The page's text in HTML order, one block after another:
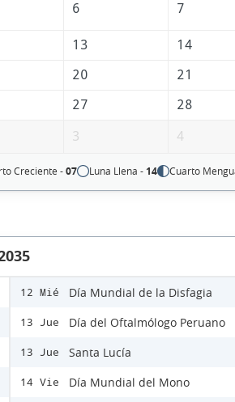
6 7
13 14
20 21
27 28
3 4
Creciente -07 Luna Llena - 14 Cuarto
12 Mié Día Mundial de la Disfagia
13 Jue Día del Oftalmólogo Peruano
13 Jue Santa Lucía
14 Vie Día Mundial del Mono